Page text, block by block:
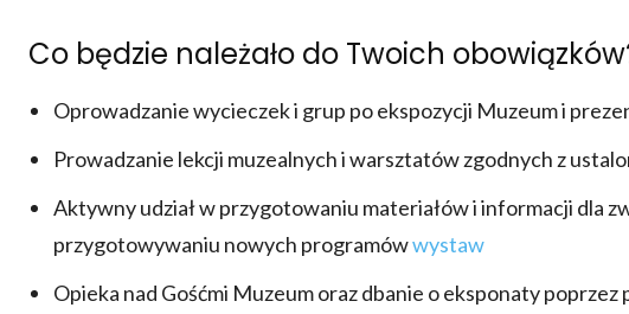
Co będzie należało do Twoich
Oprowadzanie wycieczek i grup po ekspozycji Muzeum i
Prowadzanie lekcji muzealnych i warsztatów zgodnych z
Aktywny udział w przygotowaniu materiałów i informacji dla
przygotowywaniu nowych programówwystaw
Opieka nad Gośćmi Muzeum oraz dbanie o eksponaty